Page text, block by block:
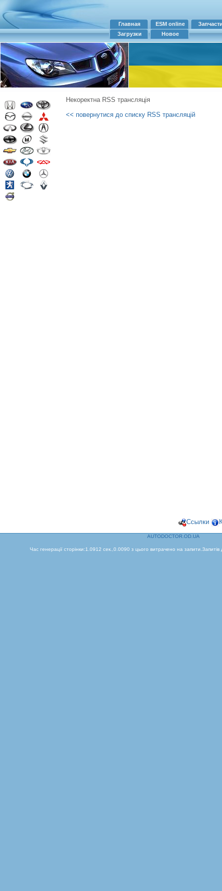
Главная ESM online
Загрузки
Новое
Некоректна RSS трансляція
<< повернутися до списку RSS трансляцій
Ссылки
AUTODOCTOR.OD.UA
Час генерації сторінки:1.0912 сек.,0.0090 з цього витрачено на